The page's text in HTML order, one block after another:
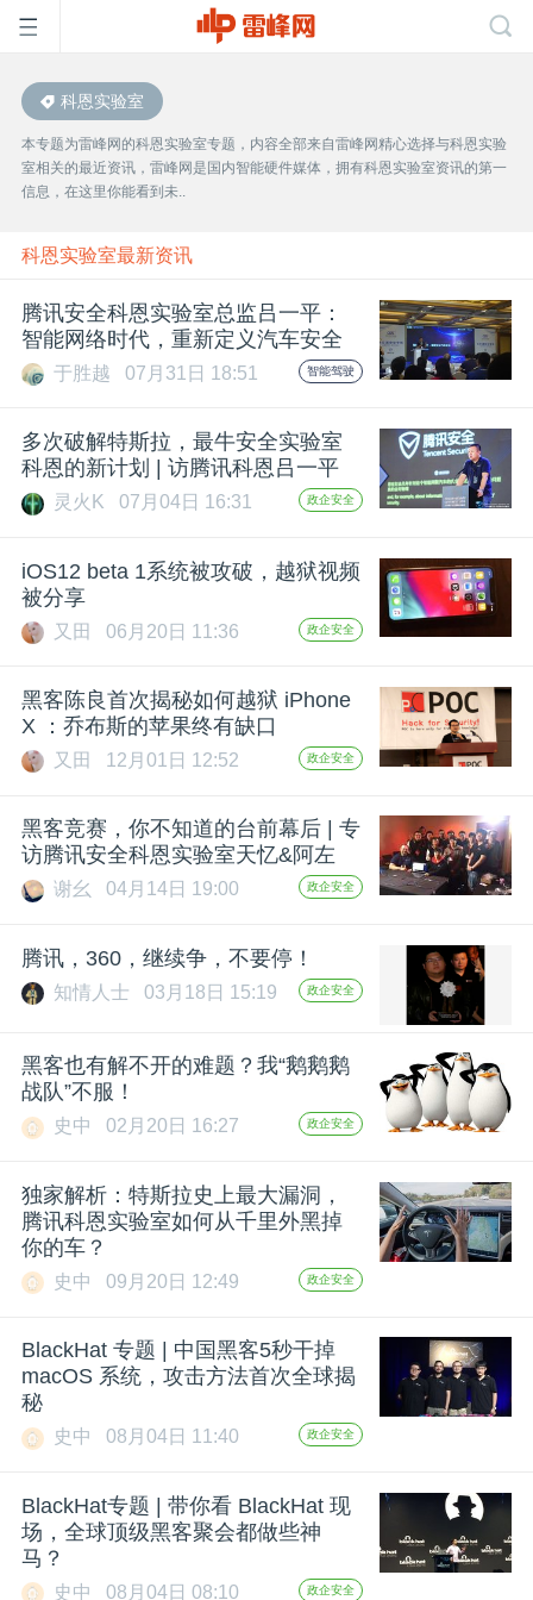
首
页
雷
峰
公
课
动
中
心
GAIR
题
搞
科恩实验室
本专题为雷峰网的科恩实验室专题，内容全部来自雷峰网精心选择与科恩实验
室相关的最近资讯，雷峰网是国内智能硬件媒体，拥有科恩实验室资讯的第一
信息，在这里你能看到未..
科恩实验室最新资讯
腾讯安全科恩实验室总监吕一平：
智能网络时代，重新定义汽车安全
于胜越 07月31日 18:51 智能驾驶
多次破解特斯拉，最牛安全实验室
科恩的新计划 | 访腾讯科恩吕一平
灵火K 07月04日 16:31 政企安全
iOS12 beta 1系统被攻破，越狱视频
被分享
又田 06月20日 11:36 政企安全
黑客陈良首次揭秘如何越狱 iPhone
X ：乔布斯的苹果终有缺口
又田 12月01日 12:52 政企安全
黑客竞赛，你不知道的台前幕后 | 专
访腾讯安全科恩实验室天忆&阿左
谢幺 04月14日 19:00 政企安全
腾讯，360，继续争，不要停！
知情人士 03月18日 15:19 政企安全
黑客也有解不开的难题？我“鹅鹅鹅
战队”不服！
史中 02月20日 16:27 政企安全
独家解析：特斯拉史上最大漏洞，
腾讯科恩实验室如何从千里外黑掉
你的车？
史中 09月20日 12:49 政企安全
BlackHat 专题 | 中国黑客5秒干掉
macOS 系统，攻击方法首次全球揭
秘
史中 08月04日 11:40 政企安全
BlackHat专题 | 带你看 BlackHat 现
场，全球顶级黑客聚会都做些神
马？
史中 08月04日 08:10 政企安全